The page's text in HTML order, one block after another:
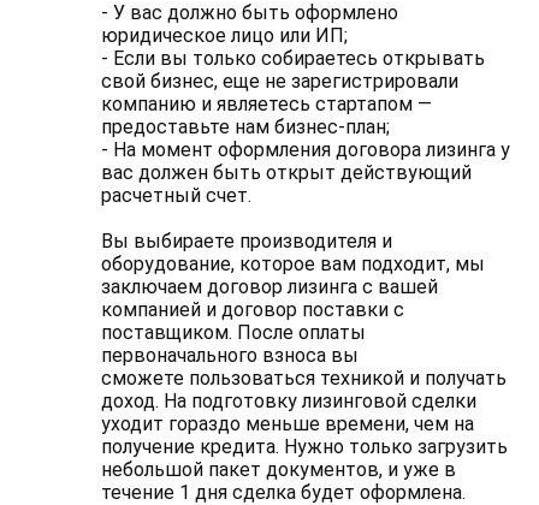
- У вас должно быть оформлено
юридическое лицо или ИП;
- Если вы только собираетесь открывать
свой бизнес, еще не зарегистрировали
компанию и являетесь стартапом —
предоставьте нам бизнес-план;
- На момент оформления договора лизинга у
вас должен быть открыт действующий
расчетный счет.
Вы выбираете производителя и
оборудование, которое вам подходит, мы
заключаем договор лизинга с вашей
компанией и договор поставки с
поставщиком. После оплаты
первоначального взноса вы
сможете пользоваться техникой и получать
доход. На подготовку лизинговой сделки
уходит гораздо меньше времени, чем на
получение кредита. Нужно только загрузить
небольшой пакет документов, и уже в
течение 1 дня сделка будет оформлена.